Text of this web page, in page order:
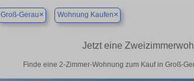
Groß-Gerau× Wohnung Kaufen×
Jetzt eine
Finde eine 2-Zimmer-Wohnung zum Kauf in Groß-